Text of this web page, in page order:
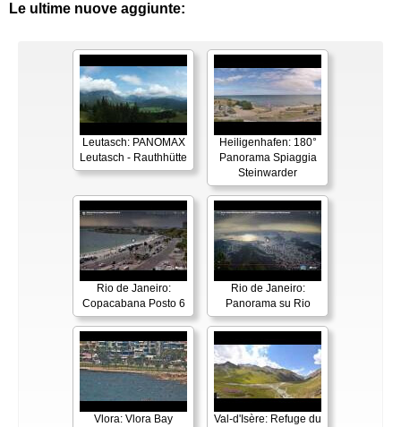
Le ultime nuove aggiunte:
Leutasch: PANOMAX
Leutasch - Rauthhütte
Heiligenhafen: 180°
Panorama Spiaggia
Steinwarder
Rio de Janeiro:
Copacabana Posto 6
Rio de Janeiro:
Panorama su Rio
Vlora: Vlora Bay Val-d'Isère: Refuge du